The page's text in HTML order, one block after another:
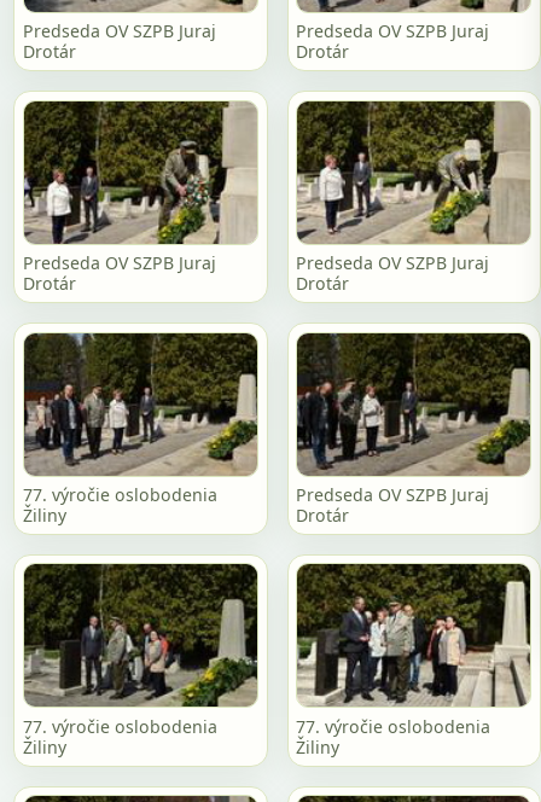
Predseda OV SZPB Juraj
Drotár
Predseda OV SZPB Juraj
Drotár
Predseda OV SZPB Juraj
Drotár
Predseda OV SZPB Juraj
Drotár
77. výročie oslobodenia
Žiliny
Predseda OV SZPB Juraj
Drotár
77. výročie oslobodenia
Žiliny
77. výročie oslobodenia
Žiliny